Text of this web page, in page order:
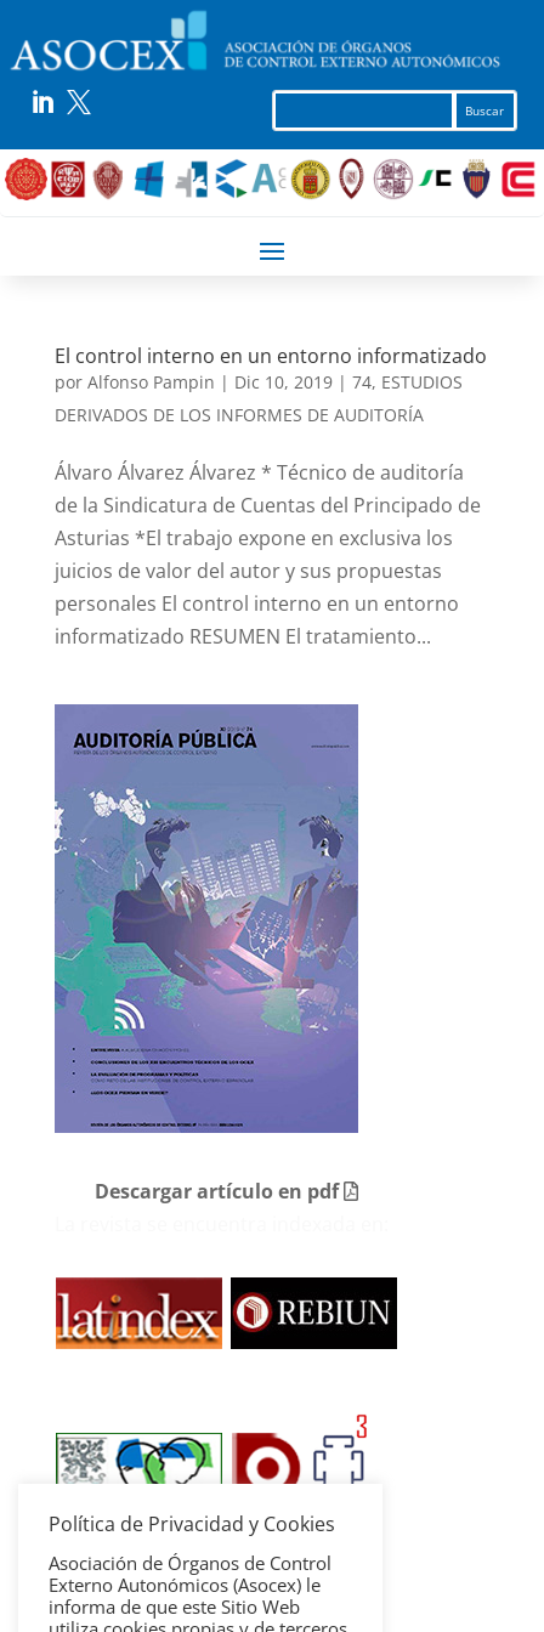
 
El control interno en un entorno informatizado
por Alfonso Pampin | Dic 10, 2019| 74, ESTUDIOS
DERIVADOS DE LOS INFORMES DE AUDITORÍA
Álvaro Álvarez Álvarez * Técnico de auditoría
de la Sindicatura de Cuentas del Principado de
Asturias *El trabajo expone en exclusiva los
juicios de valor del autor y sus propuestas
personales El control interno en un entorno
informatizado RESUMEN El tratamiento...
Descargar artículo en pdf
Política de Privacidad y Cookies
Asociación de Órganos de Control
Externo Autonómicos (Asocex) le
informa de que este Sitio Web